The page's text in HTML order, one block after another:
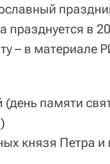
празднуется в
– в материале
памяти
князя Петра